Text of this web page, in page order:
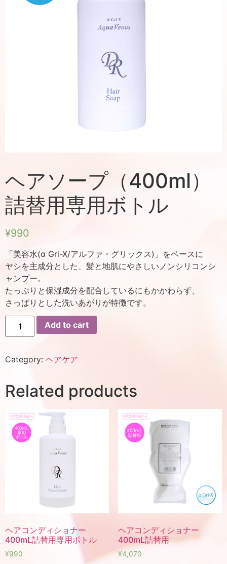
ヘアソープ（400ml）
詰替用専用ボトル
¥990
「美容水(α Gri-X/アルファ・グリックス)」をベースに
ヤシを主成分とした、髪と地肌にやさしいノンシリコンシ
ャンプー。
たっぷりと保湿成分を配合しているにもかかわらず、
さっぱりとした洗いあがりが特徴です。
Add to cart
Category: ヘアケア
Related products
ヘアコンディショナー
400mL詰替用専用ボトル
¥990
ヘアコンディショナー
400mL詰替用
¥4,070